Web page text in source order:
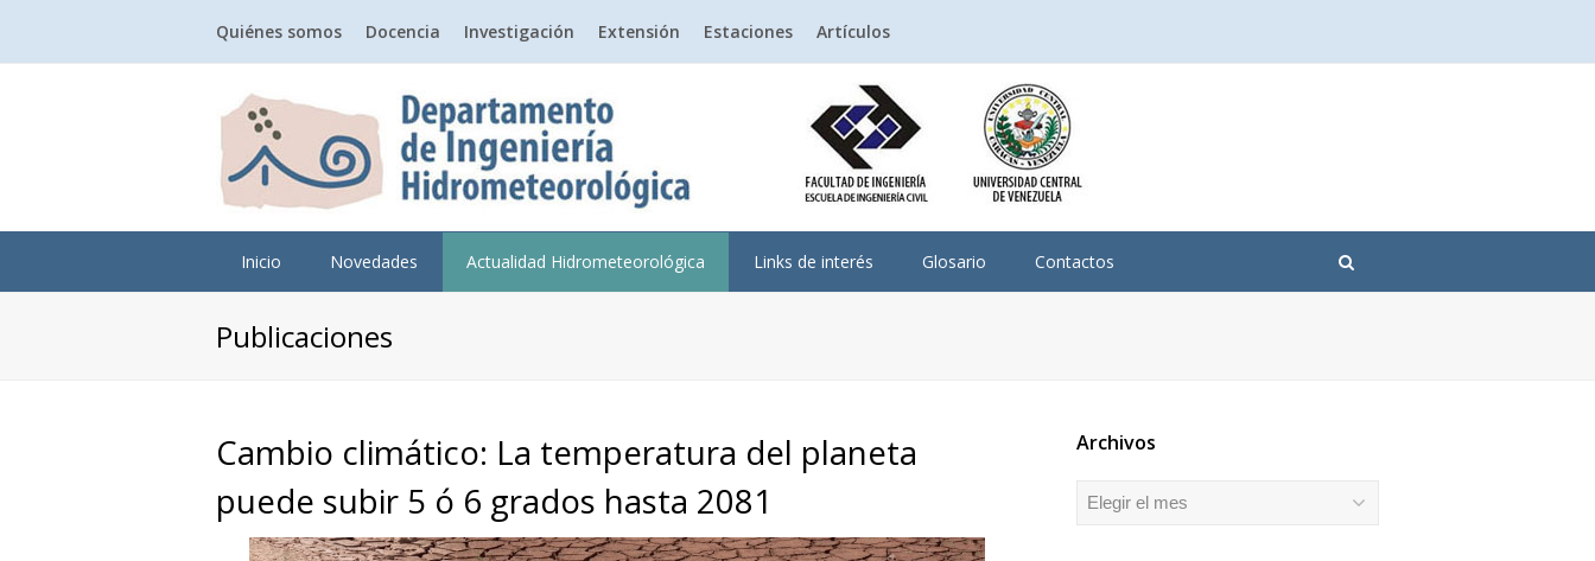
Quiénes somos Docencia Investigación Extensión Estaciones Artículos
Inicio Novedades Actualidad Hidrometeorológica Links de interés Glosario Contactos
Publicaciones
Cambio climático: La temperatura del planeta
puede subir 5 ó 6 grados hasta 2081
Archivos
Archivos